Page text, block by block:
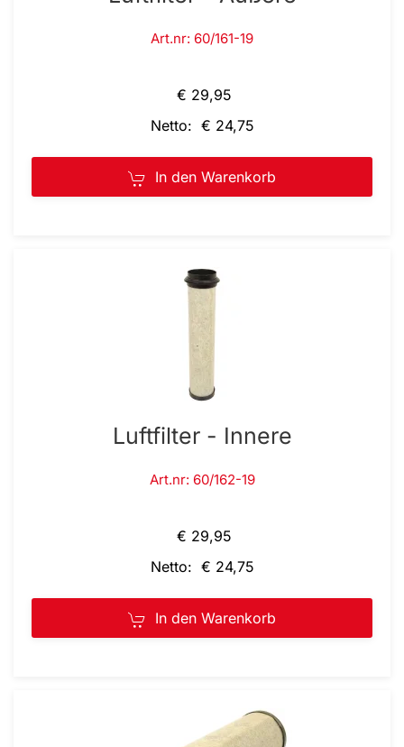
Art.nr: 60/161-19
€ 29,95
Netto: € 24,75
In den Warenkorb
Luftfilter - Innere
Art.nr: 60/162-19
€ 29,95
Netto: € 24,75
In den Warenkorb